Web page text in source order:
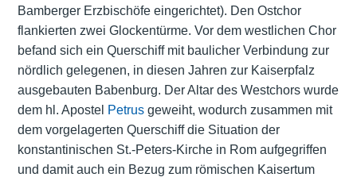
Bamberger Erzbischöfe eingerichtet). Den Ostchor
flankierten zwei Glockentürme. Vor dem westlichen Chor
befand sich ein Querschiff mit baulicher Verbindung zur
nördlich gelegenen, in diesen Jahren zur Kaiserpfalz
ausgebauten Babenburg. Der Altar des Westchors wurde
dem hl. Apostel Petrusgeweiht, wodurch zusammen mit
dem vorgelagerten Querschiff die Situation der
konstantinischen St.-Peters-Kirche in Rom aufgegriffen
und damit auch ein Bezug zum römischen Kaisertum